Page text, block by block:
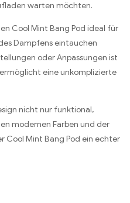
warten möchten.
Cool Mint Bang Pod ideal für
Dampfens eintauchen
oder Anpassungen ist
eine unkomplizierte
nicht nur funktional,
modernen Farben und der
Cool Mint Bang Pod ein echter